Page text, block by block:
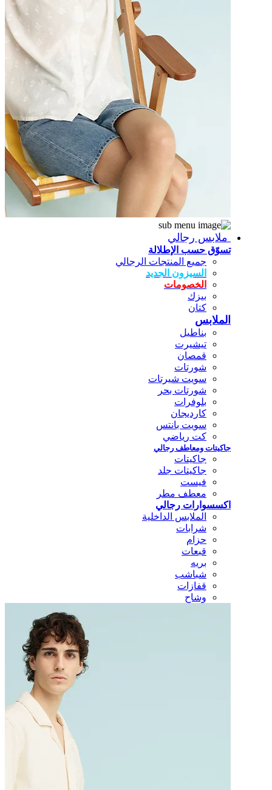
ملابس رجالي
تسوّق حسب الإطلالة
جميع المنتجات الرجالي
السيزون الجديد
الخصومات
بيزك
كتان
الملابس
بناطيل
تيشيرت
قمصان
شورتات
سويت شيرتات
شورتات بحر
بلوفرات
كارديجان
سويت بانتس
كت رياضي
جاكيتات ومعاطف رجالي
جاكيتات
جاكيتات جلد
فيست
معطف مطر
اكسسوارات رجالي
الملابس الداخلية
شرابات
حزام
قبعات
بريه
شباشب
قفازات
وشاح